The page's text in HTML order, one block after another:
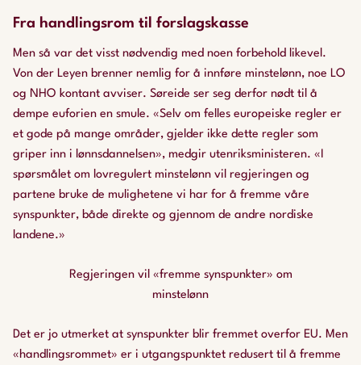
Fra handlingsrom til forslagskasse
Men så var det visst nødvendig med noen forbehold likevel.
Von der Leyen brenner nemlig for å innføre minstelønn, noe LO
og NHO kontant avviser. Søreide ser seg derfor nødt til å
dempe euforien en smule. «Selv om felles europeiske regler er
et gode på mange områder, gjelder ikke dette regler som
griper inn i lønnsdannelsen», medgir utenriksministeren. «I
spørsmålet om lovregulert minstelønn vil regjeringen og
partene bruke de mulighetene vi har for å fremme våre
synspunkter, både direkte og gjennom de andre nordiske
landene.»
Regjeringen vil «fremme synspunkter» om
minstelønn
Det er jo utmerket at synspunkter blir fremmet overfor EU. Men
«handlingsrommet» er i utgangspunktet redusert til å fremme